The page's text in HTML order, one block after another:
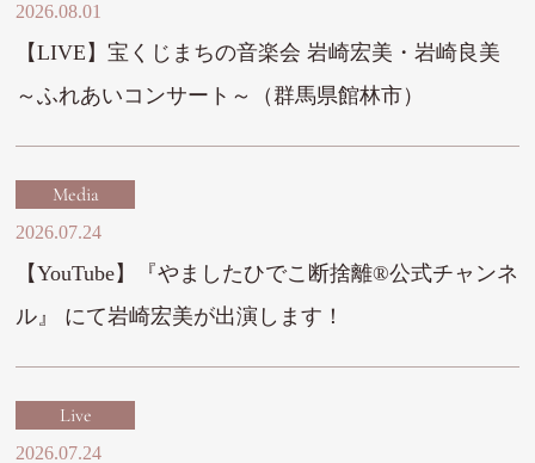
2026.08.01
【LIVE】宝くじまちの音楽会 岩崎宏美・岩崎良美
～ふれあいコンサート～（群馬県館林市）
Media
2026.07.24
【YouTube】『やましたひでこ断捨離®︎公式チャンネ
ル』 にて岩崎宏美が出演します！
Live
2026.07.24